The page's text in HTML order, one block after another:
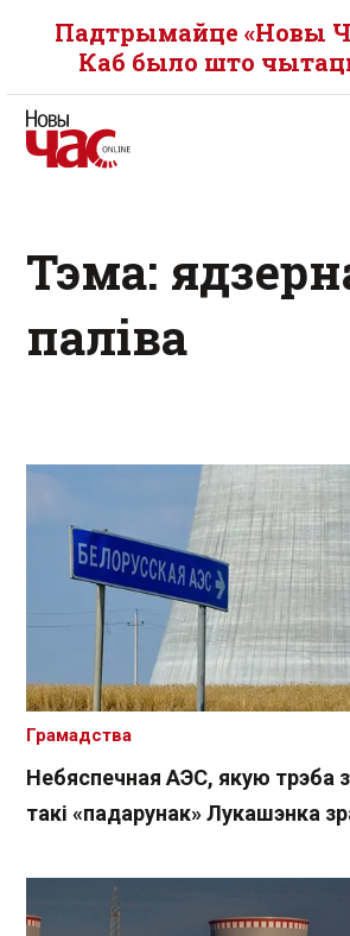
Падтрымайце «Новы
Каб было што
Тэма:
паліва
Небяспечная АЭС, якую трэба
такі «падарунак» Лукашэнка
Грамадства